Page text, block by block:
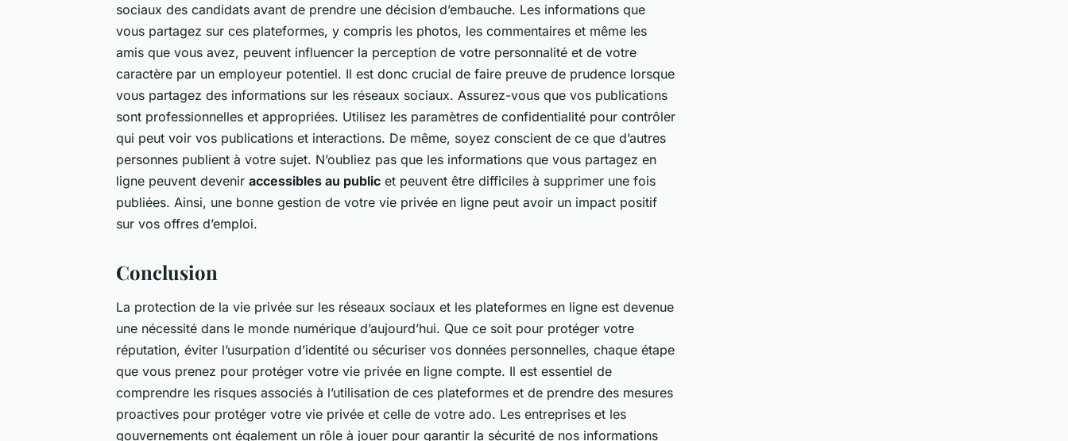
sociaux des candidats avant de prendre une décision d’embauche. Les informations que
vous partagez sur ces plateformes, y compris les photos, les commentaires et même les
amis que vous avez, peuvent influencer la perception de votre personnalité et de votre
caractère par un employeur potentiel. Il est donc crucial de faire preuve de prudence lorsque
vous partagez des informations sur les réseaux sociaux. Assurez-vous que vos publications
sont professionnelles et appropriées. Utilisez les paramètres de confidentialité pour contrôler
qui peut voir vos publications et interactions. De même, soyez conscient de ce que d’autres
personnes publient à votre sujet. N’oubliez pas que les informations que vous partagez en
ligne peuvent devenir accessibles au public et peuvent être difficiles à supprimer une fois
publiées. Ainsi, une bonne gestion de votre vie privée en ligne peut avoir un impact positif
sur vos offres d’emploi.
Conclusion
La protection de la vie privée sur les réseaux sociaux et les plateformes en ligne est devenue
une nécessité dans le monde numérique d’aujourd’hui. Que ce soit pour protéger votre
réputation, éviter l’usurpation d’identité ou sécuriser vos données personnelles, chaque étape
que vous prenez pour protéger votre vie privée en ligne compte. Il est essentiel de
comprendre les risques associés à l’utilisation de ces plateformes et de prendre des mesures
proactives pour protéger votre vie privée et celle de votre ado. Les entreprises et les
gouvernements ont également un rôle à jouer pour garantir la sécurité de nos informations